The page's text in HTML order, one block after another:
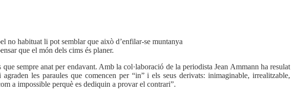
no habituat li pot semblar que això d’enfilar-se muntanya
que el món dels cims és planer.
sempre anat per endavant. Amb la col·laboració de la periodista Jean Ammann ha resulat
les paraules que comencen per “in” i els seus derivats: inimaginable, irrealitzable,
a impossible perquè es dediquin a provar el contrari”.